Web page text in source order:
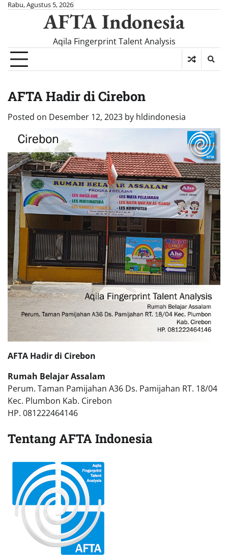
SkipRabu, Agustus 5, 2026
AFTA Indonesia
Aqila Fingerprint Talent Analysis
AFTA Hadir di Cirebon
Posted on Desember 12, 2023 by hldindonesia
AFTA Hadir di Cirebon
Rumah Belajar Assalam
Perum. Taman Pamijahan A36 Ds. Pamijahan RT. 18/04
Kec. Plumbon Kab. Cirebon
HP. 081222464146
Tentang AFTA Indonesia